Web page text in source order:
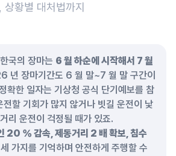
황별 대처법까지
국의 장마는 6 월 하순에 시작해서 7 월
년 장마기간도 6 월 말~7 월 말 구간이
확한 일자는 기상청 공식 단기예보를 참
할 기회가 많지 않거나 빗길 운전이 낯
리 운전이 걱정될 때가 있죠.
20 % 감속, 제동거리 2 배 확보, 침수
세 가지를 기억하며 안전하게 주행할 수